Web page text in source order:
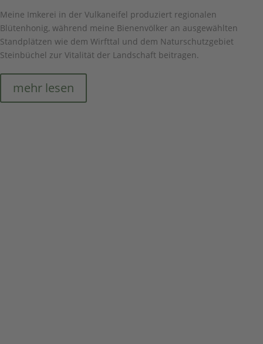
Meine Imkerei in der Vulkaneifel produziert regionalen
Blütenhonig, während meine Bienenvölker an ausgewählten
Standplätzen wie dem Wirfttal und dem Naturschutzgebiet
Steinbüchel zur Vitalität der Landschaft beitragen.
mehr lesen